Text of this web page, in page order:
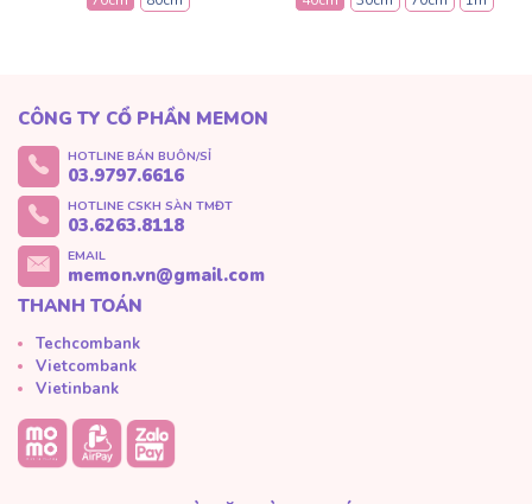
CÔNG TY CỔ PHẦN MEMON
HOTLINE BÁN BUÔN/SỈ
03.9797.6616
HOTLINE CSKH SÀN TMĐT
03.6263.8118
EMAIL
memon.vn@gmail.com
THANH TOÁN
Techcombank
Vietcombank
Vietinbank